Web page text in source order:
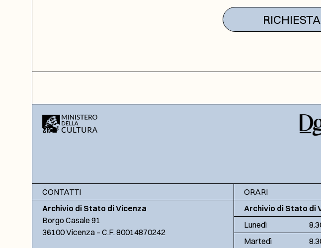
CONTATTI
Archivio di Stato di Vicenza
Borgo Casale 91
36100 Vicenza – C.F. 80014870242
ORARI
Archivio di Stato di
Lunedì
Martedì